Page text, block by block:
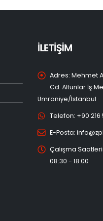
İLETİŞİM
Adres: Mehmet
Cd. Altunlar İş
Ümraniye/İstanbul
Telefon: +90 216
E-Posta:
Çalışma
08:30 - 18:00